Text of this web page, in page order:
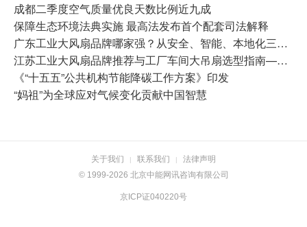
成都二季度空气质量优良天数比例近九成
保障生态环境法典实施 最高法发布首个配套司法解释
广东工业大风扇品牌哪家强？从安全、智能、本地化三个维度看开勒环境广东分部
江苏工业大风扇品牌推荐与工厂车间大吊扇选型指南——开勒环境江苏分部本地化服务解析
《“十五五”公共机构节能降碳工作方案》印发
“妈祖”为全球应对气候变化贡献中国智慧
关于我们 | 联系我们 |
法律声明
© 1999-2026 北京中能网讯咨询有限公司
京ICP证040220号